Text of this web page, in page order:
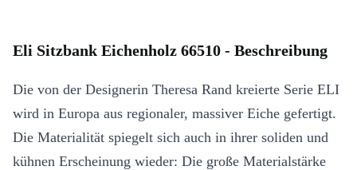
Eli Sitzbank Eichenholz 66510 - Beschreibung
Die von der Designerin Theresa Rand kreierte Serie ELI
wird in Europa aus regionaler, massiver Eiche gefertigt.
Die Materialität spiegelt sich auch in ihrer soliden und
kühnen Erscheinung wieder: Die große Materialstärke